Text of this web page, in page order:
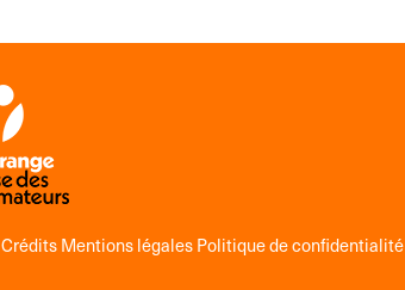
Crédits Mentions légales Politique de confidentialité